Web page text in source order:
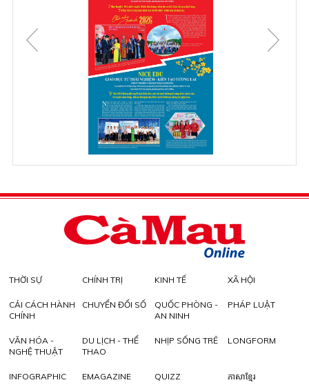
THỜI SỰ CHÍNH TRỊ KINH TẾ XÃ HỘI
CẢI CÁCH HÀNH
CHÍNH
CHUYỂN ĐỔI SỐ
QUỐC PHÒNG -
AN NINH
PHÁP LUẬT
VĂN HÓA -
NGHỆ THUẬT
DU LỊCH - THỂ
THAO
NHỊP SỐNG TRẺ LONGFORM
INFOGRAPHIC EMAGAZINE QUIZZ ភាសាខ្មែរ